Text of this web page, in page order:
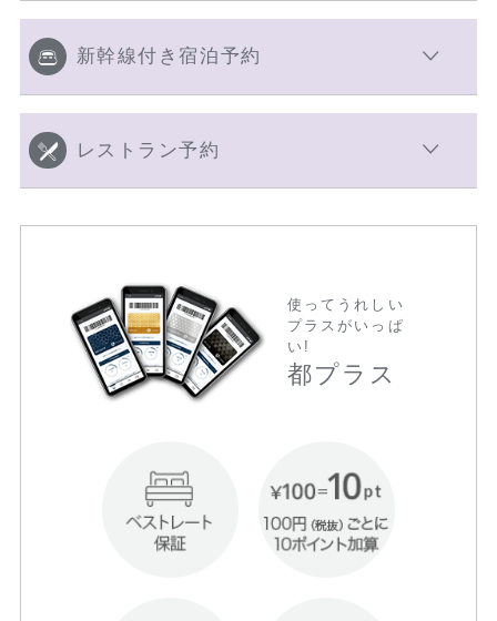
新幹線付き宿泊予約
レストラン予約
使ってうれしい
プラスがいっぱ
い!
都プラス